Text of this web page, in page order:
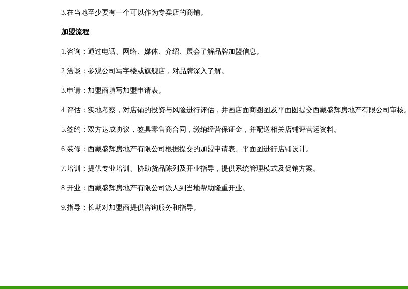
3.在当地至少要有一个可以作为专卖店的商铺。
加盟流程
1.咨询：通过电话、网络、媒体、介绍、展会了解品牌加盟信息。
2.洽谈：参观公司写字楼或旗舰店，对品牌深入了解。
3.申请：加盟商填写加盟申请表。
4.评估：实地考察，对店铺的投资与风险进行评估，并画店面商圈图及平面图提交西藏盛辉房地产有限公司审核。
5.签约：双方达成协议，签具零售商合同，缴纳经营保证金，并配送相关店铺评营运资料。
6.装修：西藏盛辉房地产有限公司根据提交的加盟申请表、平面图进行店铺设计。
7.培训：提供专业培训、协助货品陈列及开业指导，提供系统管理模式及促销方案。
8.开业：西藏盛辉房地产有限公司派人到当地帮助隆重开业。
9.指导：长期对加盟商提供咨询服务和指导。